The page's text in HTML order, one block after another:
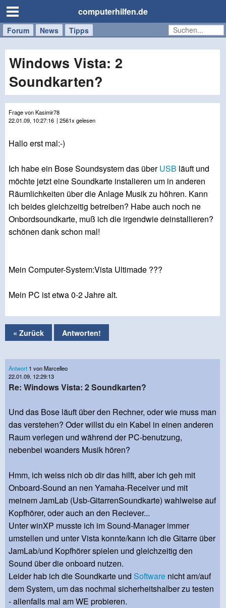
computerhilfen.de
Forum News Tipps
Handy
Tablet
Windows
Mac
Windows Vista: 2
Soundkarten?
Frage von Kasimir78
22.01.09, 10:27:16 | 2561x gelesen
Hallo erst mal:-)
Ich habe ein Bose Soundsystem das überUSB läuft und
möchte jetzt eine Soundkarte instalieren um in anderen
Räumlichkeiten über die Anlage Musik zu höhren. Kann
ich beides gleichzeitig betreiben? Habe auch noch ne
Onbordsoundkarte, muß ich die irgendwie deinstallieren?
schönen dank schon mal!
Mein Computer-System:Vista Ultimade ???
Mein PC ist etwa 0-2 Jahre alt.
« Zurück Antworten!
Antwort 1 von Marcelleo
22.01.09, 12:29:13
Re: Windows Vista: 2 Soundkarten?
Und das Bose läuft über den Rechner, oder wie muss man
das verstehen? Oder willst du ein Kabel in einen anderen
Raum verlegen und während der PC-benutzung,
nebenbei woanders Musik hören?
Hmm, ich weiss nich ob dir das hilft, aber ich geh mit
Onboard-Sound an nen Yamaha-Receiver und mit
meinem JamLab (Usb-GitarrenSoundkarte) wahlweise auf
Kopfhörer, oder auch an den Reciever...
Unter winXP musste ich im Sound-Manager immer
umstellen und unter Vista konnte/kann ich die Gitarre über
JamLab/und Kopfhörer spielen und gleichzeitig den
Sound über die onboard nutzen.
Leider hab ich die Soundkarte und Software nicht am/auf
dem System, um das nochmal sicherheitshalber zu testen
- allenfalls mal am WE probieren.